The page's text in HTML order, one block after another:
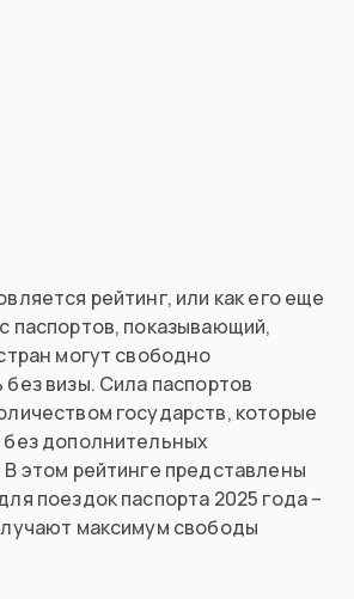
рейтинг, или как его еще
паспортов, показывающий,
могут свободно
визы. Сила паспортов
государств, которые
дополнительных
этом рейтинге представлены
поездок паспорта 2025 года –
максимум свободы